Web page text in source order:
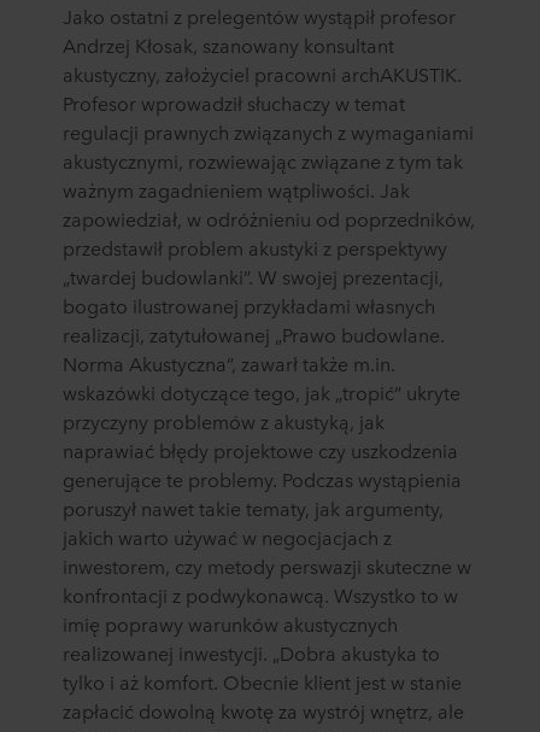
Jako ostatni z prelegentów wystąpił profesor
Andrzej Kłosak, szanowany konsultant
akustyczny, założyciel pracowni archAKUSTIK.
Profesor wprowadził słuchaczy w temat
regulacji prawnych związanych z wymaganiami
akustycznymi, rozwiewając związane z tym tak
ważnym zagadnieniem wątpliwości. Jak
zapowiedział, w odróżnieniu od poprzedników,
przedstawił problem akustyki z perspektywy
„twardej budowlanki”. W swojej prezentacji,
bogato ilustrowanej przykładami własnych
realizacji, zatytułowanej „Prawo budowlane.
Norma Akustyczna”, zawarł także m.in.
wskazówki dotyczące tego, jak „tropić” ukryte
przyczyny problemów z akustyką, jak
naprawiać błędy projektowe czy uszkodzenia
generujące te problemy. Podczas wystąpienia
poruszył nawet takie tematy, jak argumenty,
jakich warto używać w negocjacjach z
inwestorem, czy metody perswazji skuteczne w
konfrontacji z podwykonawcą. Wszystko to w
imię poprawy warunków akustycznych
realizowanej inwestycji. „Dobra akustyka to
tylko i aż komfort. Obecnie klient jest w stanie
zapłacić dowolną kwotę za wystrój wnętrz, ale